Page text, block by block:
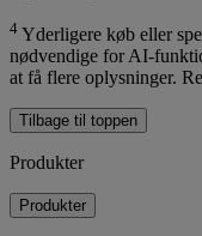
4 Yderligere køb eller
nødvendige for AI-
at få flere oplysninger.
Tilbage til toppen
Produkter
Produkter